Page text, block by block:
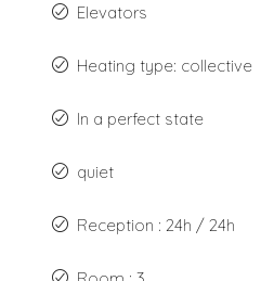
Elevators
Heating type: collective
In a perfect state
quiet
Reception : 24h / 24h